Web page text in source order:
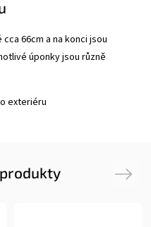
66cm a na konci jsou
úponky jsou různě
exteriéru
Next